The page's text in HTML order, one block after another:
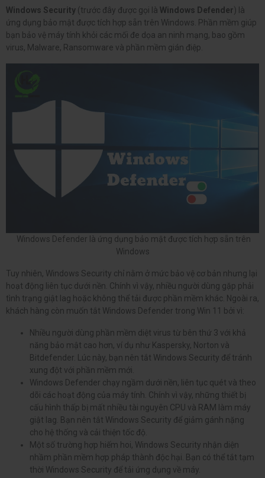
Windows Security (trước đây được gọi là Windows Defender) là
ứng dụng bảo mật được tích hợp sẵn trên Windows. Phần mềm giúp
bạn bảo vệ máy tính khỏi các mối đe dọa an ninh mạng, bao gồm
virus, Malware, Ransomware và phần mềm gián điệp.
Windows Defender là ứng dụng bảo mật được tích hợp sẵn trên
Windows
Tuy nhiên, Windows Security chỉ nằm ở mức bảo vệ cơ bản nhưng lại
hoạt động liên tục dưới nền. Chính vì vậy, nhiều người dùng gặp phải
tình trạng giật lag hoặc không thể tải được phần mềm khác. Ngoài ra,
khách hàng còn muốn tắt Windows Defender trong Win 11 bởi vì:
Nhiều người dùng phần mềm diệt virus từ bên thứ 3 với khả
năng bảo mật cao hơn, ví dụ như Kaspersky, Norton và
Bitdefender. Lúc này, bạn nên tắt Windows Security để tránh
xung đột với phần mềm mới.
Windows Defender chạy ngầm dưới nền, liên tục quét và theo
dõi các hoạt động của máy tính. Chính vì vậy, những thiết bị
cấu hình thấp bị mất nhiều tài nguyên CPU và RAM làm máy
giật lag. Bạn nên tắt Windows Security để giảm gánh nặng
cho hệ thống và cải thiện tốc độ.
Một số trường hợp hiếm hoi, Windows Security nhận diện
nhầm phần mềm hợp pháp thành độc hại. Bạn có thể tắt tạm
thời Windows Security để tải ứng dụng về máy.